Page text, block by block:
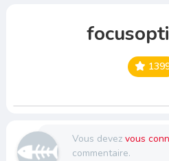
Vous devez vous
commentaire.